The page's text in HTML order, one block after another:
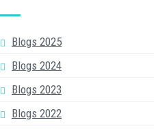
Blogs 2025
Blogs 2024
Blogs 2023
Blogs 2022